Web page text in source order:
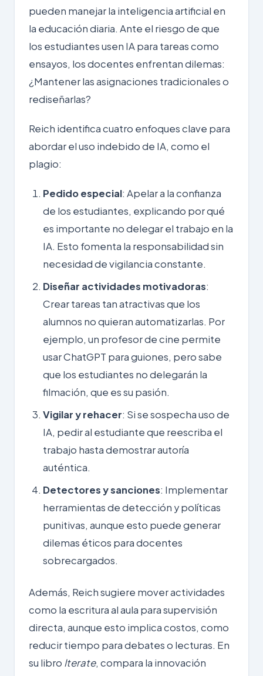
pueden manejar la inteligencia artificial en
la educación diaria. Ante el riesgo de que
los estudiantes usen IA para tareas como
ensayos, los docentes enfrentan dilemas:
¿Mantener las asignaciones tradicionales o
rediseñarlas?
Reich identifica cuatro enfoques clave para
abordar el uso indebido de IA, como el
plagio:
Pedido especial: Apelar a la confianza
de los estudiantes, explicando por qué
es importante no delegar el trabajo en la
IA. Esto fomenta la responsabilidad sin
necesidad de vigilancia constante.
Diseñar actividades motivadoras:
Crear tareas tan atractivas que los
alumnos no quieranautomatizarlas. Por
ejemplo, un profesor de cine permite
usar ChatGPT para guiones, pero sabe
que los estudiantes no delegarán la
filmación, que es su pasión.
Vigilar y rehacer: Si se sospecha uso de
IA, pedir al estudiante que reescriba el
trabajo hasta demostrar autoría
auténtica.
Detectores y sanciones: Implementar
herramientas de detección y políticas
punitivas, aunque esto puede generar
dilemas éticos para docentes
sobrecargados.
Además, Reich sugiere mover actividades
como la escritura al aula para supervisión
directa, aunque esto implica costos, como
reducir tiempo para debates o lecturas. En
su libro Iterate, compara la innovación